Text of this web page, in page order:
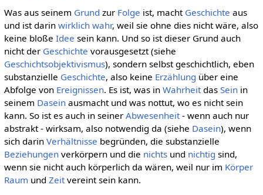
Was aus seinem Grund zur Folge ist, macht Geschichte aus
und ist darin wirklich wahr, weil sie ohne dies nicht wäre, also
keine bloße Idee sein kann. Und so ist dieser Grund auch
nicht der Geschichte vorausgesetzt (siehe
Geschichtsobjektivismus), sondern selbst geschichtlich, eben
substanzielle Geschichte, also keine Erzählung über eine
Abfolge von Ereignissen. Es ist, was in Wahrheitdas Seinin
seinem Daseinausmacht und was nottut, wo es nicht sein
kann. So ist es auch in seiner Abwesenheit- wenn auch nur
abstrakt - wirksam, also notwendig da (siehe Dasein), wenn
sich darin Verhältnisse begründen, die substanzielle
Beziehungenverkörpern und die nichtsund nichtig sind,
wenn sie nicht auch körperlich da wären, weil nur im Körper
Raum und Zeitvereint sein kann.